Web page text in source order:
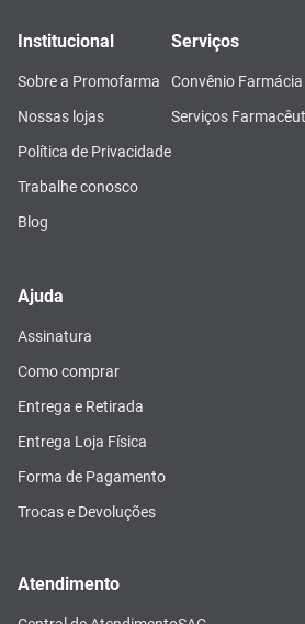
Institucional
Sobre a Promofarma
Nossas lojas
Política de Privacidade
Trabalhe conosco
Blog
Serviços
Convênio Farmácia
Serviços
Ajuda
Assinatura
Como comprar
Entrega e Retirada
Entrega Loja Física
Forma de Pagamento
Trocas e Devoluções
Atendimento